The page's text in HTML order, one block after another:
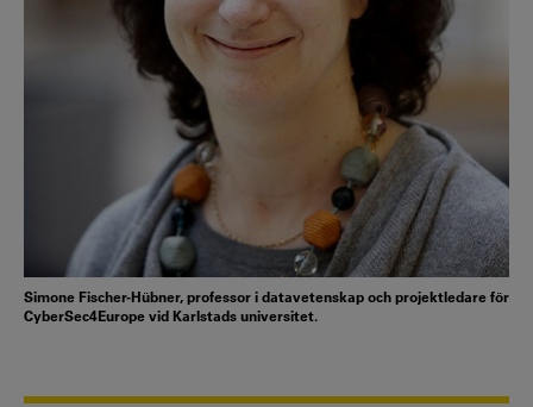
Simone Fischer-Hübner, professor i datavetenskap och projektledare för
CyberSec4Europe vid Karlstads universitet.